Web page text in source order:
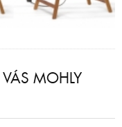
VÁS MOHLY